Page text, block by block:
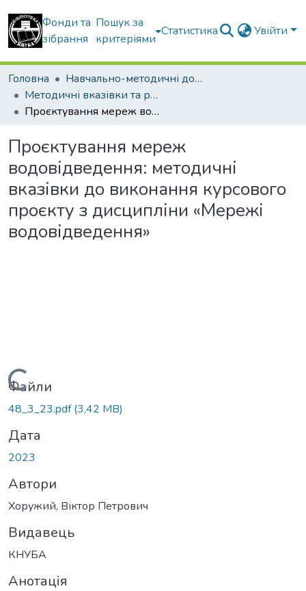
Фонди та
зібрання
Пошук за
критеріями
Статистика Увійти
Головна
Навчально-методичні документи
Методичні вказівки та рекомендації
Проєктування мереж водовідведення: методичні вказівки до виконання курсового проєкту з дисципліни «Мережі водовідведення»
Проєктування мереж
водовідведення: методичні
вказівки до виконання курсового
проєкту з дисципліни «Мережі
водовідведення»
Вантажиться...
Файли
48_3_23.pdf(3,42 MB)
Дата
2023
Автори
Хоружий, Віктор Петрович
Видавець
КНУБА
Анотація